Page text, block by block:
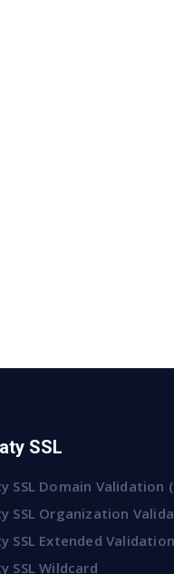
SSL
SSL Domain Validation
SSL Organization
SSL Extended Validation
SSL Wildcard